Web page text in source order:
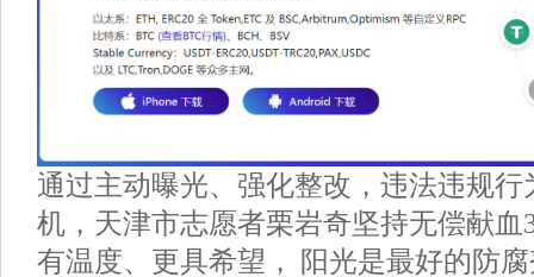
通过主动曝光、强化整改，违法违规行
机，天津市志愿者栗岩奇坚持无偿献血
有温度、更具希望， 阳光是最好的防